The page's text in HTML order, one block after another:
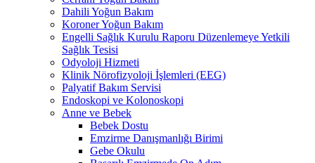
Dahili Yoğun Bakım
Koroner Yoğun Bakım
Engelli Sağlık Kurulu Raporu Düzenlemeye Yetkili
Sağlık Tesisi
Odyoloji Hizmeti
Klinik Nörofizyoloji İşlemleri (EEG)
Palyatif Bakım Servisi
Endoskopi ve Kolonoskopi
Anne ve Bebek
Bebek Dostu
Emzirme Danışmanlığı Birimi
Gebe Okulu